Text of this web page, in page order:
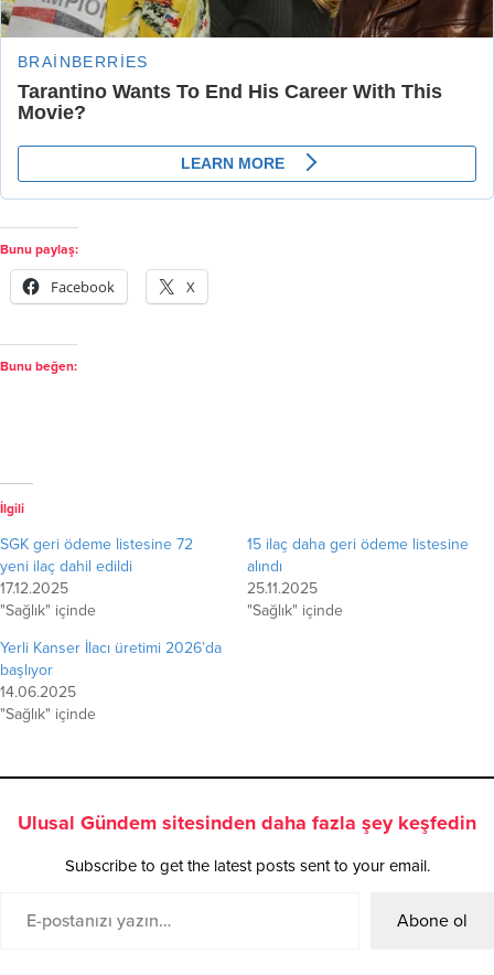
Bunu paylaş:
Facebook X
Bunu beğen:
İlgili
SGK geri ödeme listesine 72
yeni ilaç dahil edildi
17.12.2025
"Sağlık" içinde
15 ilaç daha geri ödeme listesine
alındı
25.11.2025
"Sağlık" içinde
Yerli Kanser İlacı üretimi 2026’da
başlıyor
14.06.2025
"Sağlık" içinde
Ulusal Gündem sitesinden daha fazla şey keşfedin
Subscribe to get the latest posts sent to your email.
Abone ol